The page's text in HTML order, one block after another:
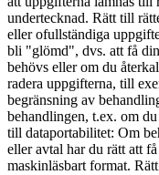
undertecknad. Rätt till
eller ofullständiga
bli "glömd", dvs. att få
behövs eller om du
radera uppgifterna, till
begränsning av
behandlingen, t.ex. om
till dataportabilitet: Om
eller avtal har du rätt att
maskinläsbart format.